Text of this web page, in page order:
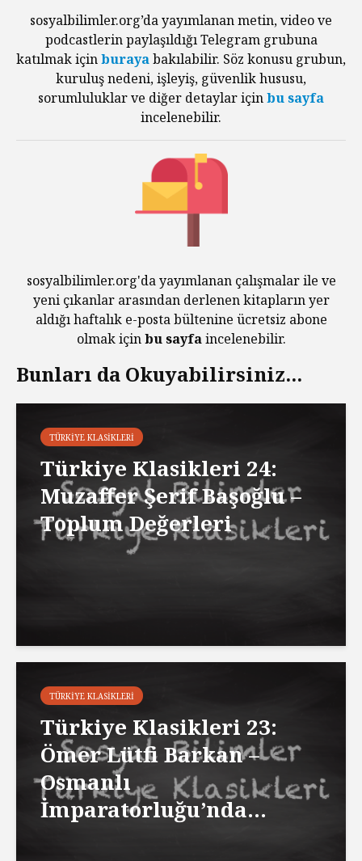
sosyalbilimler.org’da yayımlanan metin, video ve
podcastlerin paylaşıldığı Telegram grubuna
katılmak içinburayabakılabilir. Söz konusu grubun,
kuruluş nedeni, işleyiş, güvenlik hususu,
sorumluluklar ve diğer detaylar içinbu sayfa
incelenebilir.
sosyalbilimler.org'da yayımlanan çalışmalar ile ve
yeni çıkanlar arasından derlenen kitapların yer
aldığı haftalık e-posta bültenine ücretsiz abone
olmak içinbu sayfaincelenebilir.
Bunları da Okuyabilirsiniz...
TÜRKIYE KLASIKLERI
Türkiye Klasikleri 24:
Muzaffer Şerif Başoğlu –
Toplum Değerleri
TÜRKIYE KLASIKLERI
Türkiye Klasikleri 23:
Ömer Lütfi Barkan –
Osmanlı
İmparatorluğu’nda...